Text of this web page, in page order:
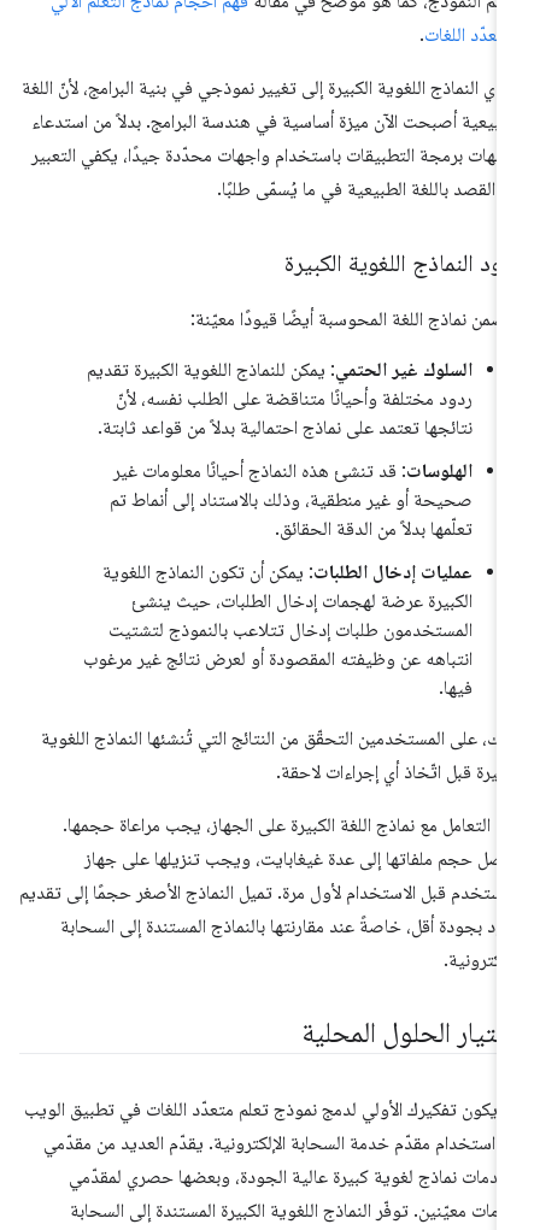
اللغات.
النماذج اللغوية الكبيرة إلى تغيير نموذجي في بنية البرامج، لأنّ اللغة
أصبحت الآن ميزة أساسية في هندسة البرامج. بدلاً من استدعاء
برمجة التطبيقات باستخدام واجهات محدّدة جيدًا، يكفي التعبير
القصد باللغة الطبيعية في ما يُسمّى طلبًا.
النماذج اللغوية الكبيرة
نماذج اللغة المحوسبة أيضًا قيودًا معيّنة:
السلوك غير الحتمي: يمكن للنماذج اللغوية الكبيرة تقديم
ردود مختلفة وأحيانًا متناقضة على الطلب نفسه، لأنّ
نتائجها تعتمد على نماذج احتمالية بدلاً من قواعد ثابتة.
الهلوسات: قد تنشئ هذه النماذج أحيانًا معلومات غير
صحيحة أو غير منطقية، وذلك بالاستناد إلى أنماط تم
تعلّمها بدلاً من الدقة الحقائق.
عمليات إدخال الطلبات: يمكن أن تكون النماذج اللغوية
الكبيرة عرضة لهجمات إدخال الطلبات، حيث ينشئ
المستخدمون طلبات إدخال تتلاعب بالنموذج لتشتيت
انتباهه عن وظيفته المقصودة أو لعرض نتائج غير مرغوب
فيها.
على المستخدمين التحقّق من النتائج التي تُنشئها النماذج اللغوية
قبل اتّخاذ أي إجراءات لاحقة.
التعامل مع نماذج اللغة الكبيرة على الجهاز، يجب مراعاة حجمها.
حجم ملفاتها إلى عدة غيغابايت، ويجب تنزيلها على جهاز
قبل الاستخدام لأول مرة. تميل النماذج الأصغر حجمًا إلى تقديم
بجودة أقل، خاصةً عند مقارنتها بالنماذج المستندة إلى السحابة
الحلول المحلية
يكون تفكيرك الأولي لدمج نموذج تعلم متعدّد اللغات في تطبيق الويب
استخدام مقدّم خدمة السحابة الإلكترونية. يقدّم العديد من مقدّمي
نماذج لغوية كبيرة عالية الجودة، وبعضها حصري لمقدّمي
معيّنين. توفّر النماذج اللغوية الكبيرة المستندة إلى السحابة